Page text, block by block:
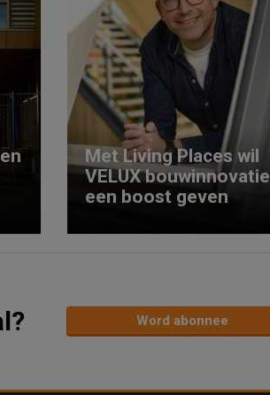
Met Living Places wil
VELUX bouwinnovatie
een boost geven
Word abonnee